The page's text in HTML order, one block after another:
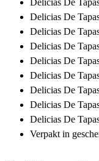
Delicias De
Delicias De
Delicias De
Delicias De
Delicias De
Delicias De
Delicias De
Delicias De
Delicias De
Verpakt in